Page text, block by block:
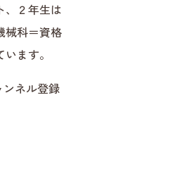
、２年生は
械科＝資格
ます。
ネル登録